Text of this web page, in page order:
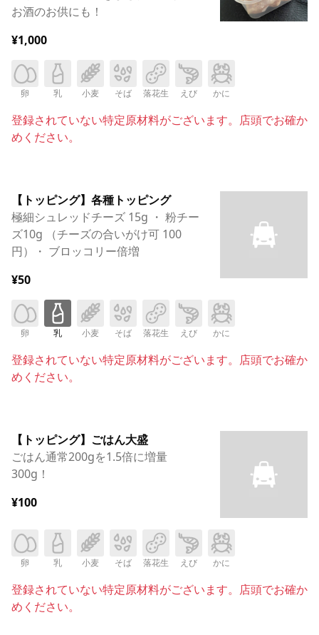
お酒のお供にも！
¥1,000
卵 乳 小麦 そば 落花生 えび かに
登録されていない特定原材料がございます。店頭でお確か
めください。
【トッピング】各種トッピング
極細シュレッドチーズ 15g ・ 粉チー
ズ10g （チーズの合いがけ可 100
円）・ ブロッコリー倍増
¥50
卵 乳 小麦 そば 落花生 えび かに
登録されていない特定原材料がございます。店頭でお確か
めください。
【トッピング】ごはん大盛
ごはん通常200gを1.5倍に増量
300g！
¥100
卵 乳 小麦 そば 落花生 えび かに
登録されていない特定原材料がございます。店頭でお確か
めください。